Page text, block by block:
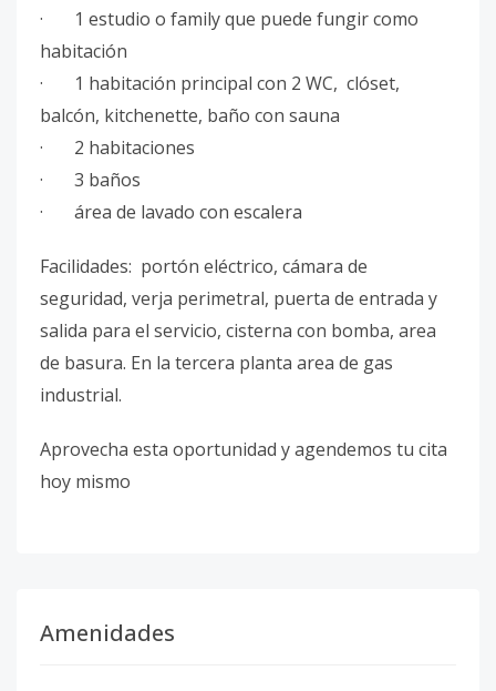
· 1 estudio o family que puede fungir como
habitación
· 1 habitación principal con 2 WC, clóset,
balcón, kitchenette, baño con sauna
· 2 habitaciones
· 3 baños
· área de lavado con escalera
Facilidades: portón eléctrico, cámara de
seguridad, verja perimetral, puerta de entrada y
salida para el servicio, cisterna con bomba, area
de basura. En la tercera planta area de gas
industrial.
Aprovecha esta oportunidad y agendemos tu cita
hoy mismo
Amenidades